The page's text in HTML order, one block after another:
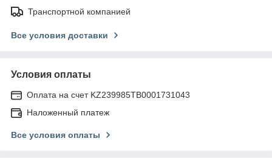
Транспортной компанией
Все условия доставки
Условия оплаты
Оплата на счет KZ239985TB0001731043
Наложенный платеж
Все условия оплаты